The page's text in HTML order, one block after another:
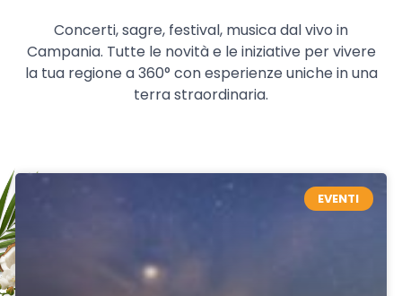
Concerti, sagre, festival, musica dal vivo in
Campania. Tutte le novità e le iniziative per vivere
la tua regione a 360° con esperienze uniche in una
terra straordinaria.
EVENTI